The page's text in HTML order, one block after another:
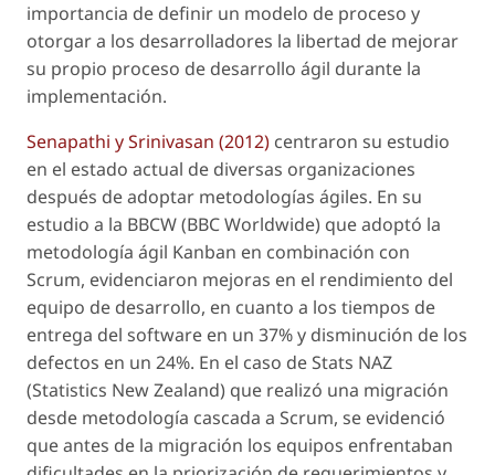
importancia de definir un modelo de proceso y
otorgar a los desarrolladores la libertad de mejorar
su propio proceso de desarrollo ágil durante la
implementación.
Senapathi y Srinivasan (2012) centraron su estudio
en el estado actual de diversas organizaciones
después de adoptar metodologías ágiles. En su
estudio a la BBCW (BBC Worldwide) que adoptó la
metodología ágil Kanban en combinación con
Scrum, evidenciaron mejoras en el rendimiento del
equipo de desarrollo, en cuanto a los tiempos de
entrega del software en un 37% y disminución de los
defectos en un 24%. En el caso de Stats NAZ
(Statistics New Zealand) que realizó una migración
desde metodología cascada a Scrum, se evidenció
que antes de la migración los equipos enfrentaban